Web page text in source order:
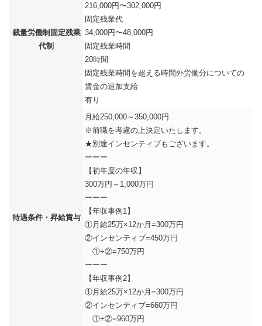
裁量労働制固定残業
代制
216,000円〜302,000円
固定残業代
34,000円〜48,000円
固定残業時間
20時間
固定残業時間を超える時間外労働分についての
賃金の追加支給
有り
待遇条件・昇給賞与
月給250,000～350,000円
※前職を考慮の上決定いたします。
★別途インセンティブもございます。
ーーー
【初年度の年収】
300万円～1,000万円
ーーー
【年収事例1】
①月給25万×12か月=300万円
②インセンティブ=450万円
①+②=750万円
ーーー
【年収事例2】
①月給25万×12か月=300万円
②インセンティブ=660万円
①+②=960万円